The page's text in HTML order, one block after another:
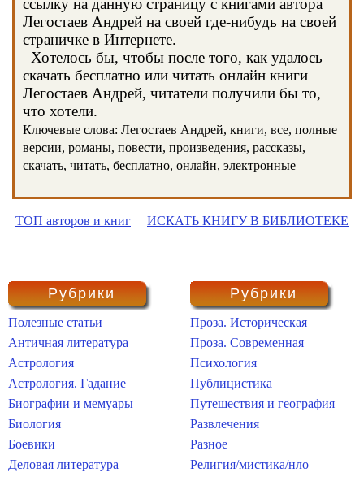
ссылку на данную страницу с книгами автора
Легостаев Андрей на своей где-нибудь на своей
страничке в Интернете.
Хотелось бы, чтобы после того, как удалось
скачать бесплатно или читать онлайн книги
Легостаев Андрей, читатели получили бы то,
что хотели.
Ключевые слова: Легостаев Андрей, книги, все, полные
версии, романы, повести, произведения, рассказы,
скачать, читать, бесплатно, онлайн, электронные
ТОП авторов и книг ИСКАТЬ КНИГУ В БИБЛИОТЕКЕ
Рубрики
Полезные статьи
Античная литература
Астрология
Астрология. Гадание
Биографии и мемуары
Биология
Боевики
Деловая литература
Рубрики
Проза. Историческая
Проза. Современная
Психология
Публицистика
Путешествия и география
Развлечения
Разное
Религия/мистика/нло